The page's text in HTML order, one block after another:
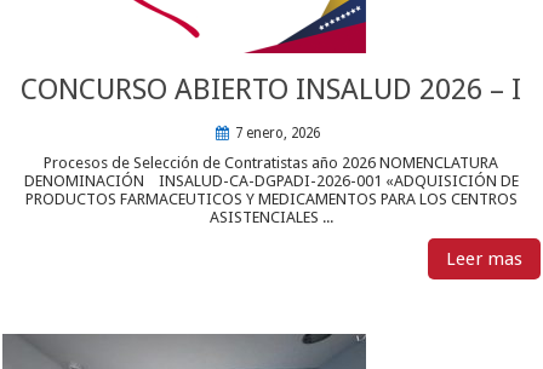
CONCURSO ABIERTO INSALUD 2026 – I
7 enero, 2026
Procesos de Selección de Contratistas año 2026 NOMENCLATURA
DENOMINACIÓN INSALUD-CA-DGPADI-2026-001 «ADQUISICIÓN DE
PRODUCTOS FARMACEUTICOS Y MEDICAMENTOS PARA LOS CENTROS
ASISTENCIALES ...
Leer mas